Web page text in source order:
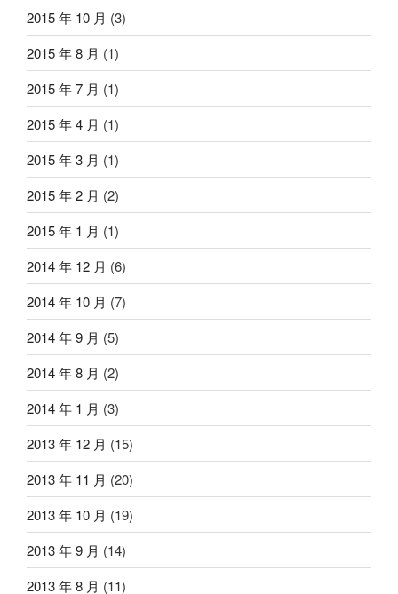
2015 年 10 月 (3)
2015 年 8 月 (1)
2015 年 7 月 (1)
2015 年 4 月 (1)
2015 年 3 月 (1)
2015 年 2 月 (2)
2015 年 1 月 (1)
2014 年 12 月 (6)
2014 年 10 月 (7)
2014 年 9 月 (5)
2014 年 8 月 (2)
2014 年 1 月 (3)
2013 年 12 月 (15)
2013 年 11 月 (20)
2013 年 10 月 (19)
2013 年 9 月 (14)
2013 年 8 月 (11)